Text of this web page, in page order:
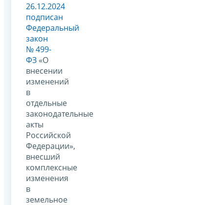
26.12.2024
подписан
Федеральный
закон
№ 499-
ФЗ «О
внесении
изменений
в
отдельные
законодательные
акты
Российской
Федерации»,
внесший
комплексные
изменения
в
земельное